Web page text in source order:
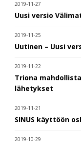
2019-11-27
Uusi versio
2019-11-25
Uutinen – Uusi
2019-11-22
Triona
lähetykset
2019-11-21
SINUS käyttöön
2019-10-29